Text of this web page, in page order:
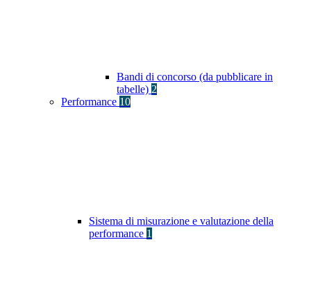
Bandi di concorso (da pubblicare in
tabelle) 2
Performance 10
Sistema di misurazione e valutazione della
performance 1